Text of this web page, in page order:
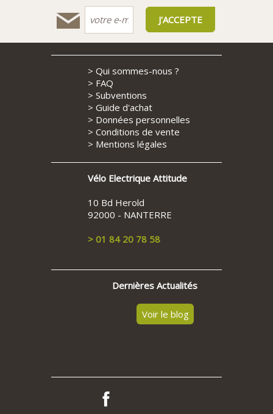
> Qui sommes-nous ?
> FAQ
> Subventions
> Guide d'achat
> Données personnelles
> Conditions de vente
> Mentions légales
Vélo Electrique Attitude
10 Bd Herold
92000 - NANTERRE
> 01 84 20 78 58
Dernières Actualités
Voir le blog